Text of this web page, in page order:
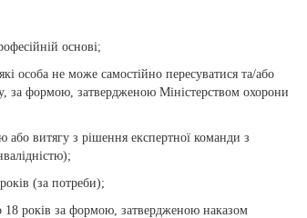
основі;
особа не може самостійно пересуватися та/або
за формою, затвердженою Міністерством охорони
або витягу з рішення експертної команди з
(за потреби);
18 років за формою, затвердженою наказом